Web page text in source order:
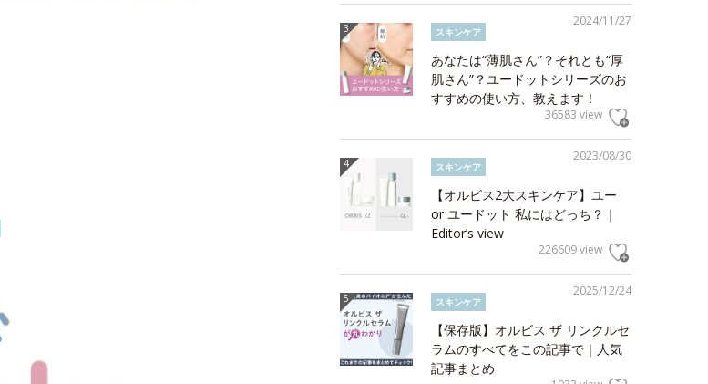
2024/11/27
スキンケア
あなたは“薄肌さん”？それとも“厚
肌さん”？ユードットシリーズのお
すすめの使い方、教えます！
36583 view
2023/08/30
スキンケア
【オルビス2大スキンケア】ユー
or ユードット 私にはどっち？｜
Editor’s view
226609 view
2025/12/24
スキンケア
【保存版】オルビス ザ リンクルセ
ラムのすべてをこの記事で｜人気
記事まとめ